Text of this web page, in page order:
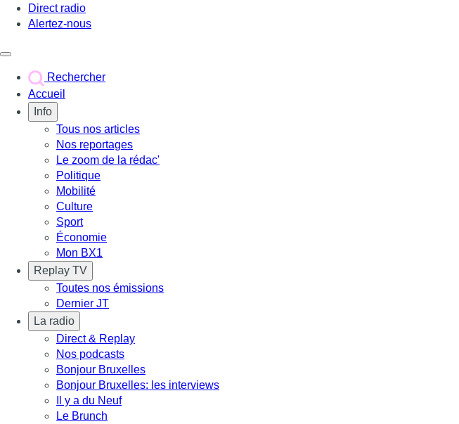
Direct radio
Alertez-nous
Rechercher
Accueil
Info
Tous nos articles
Nos reportages
Le zoom de la rédac'
Politique
Mobilité
Culture
Sport
Économie
Mon BX1
Replay TV
Toutes nos émissions
Dernier JT
La radio
Direct & Replay
Nos podcasts
Bonjour Bruxelles
Bonjour Bruxelles: les interviews
Il y a du Neuf
Le Brunch